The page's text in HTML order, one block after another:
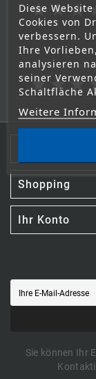
star starstar
star starstar
Shopping
Ihr Konto
Sie können Ihr
Diese
Cookies von
verbessern.
Ihre
analysieren
seiner
Schaltfläche
Weitere